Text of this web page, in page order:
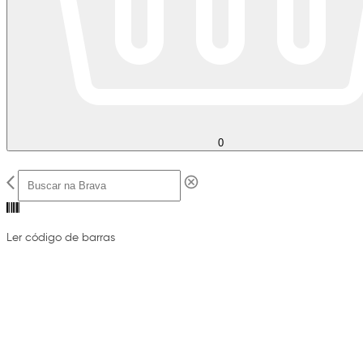
0
Ler código de barras